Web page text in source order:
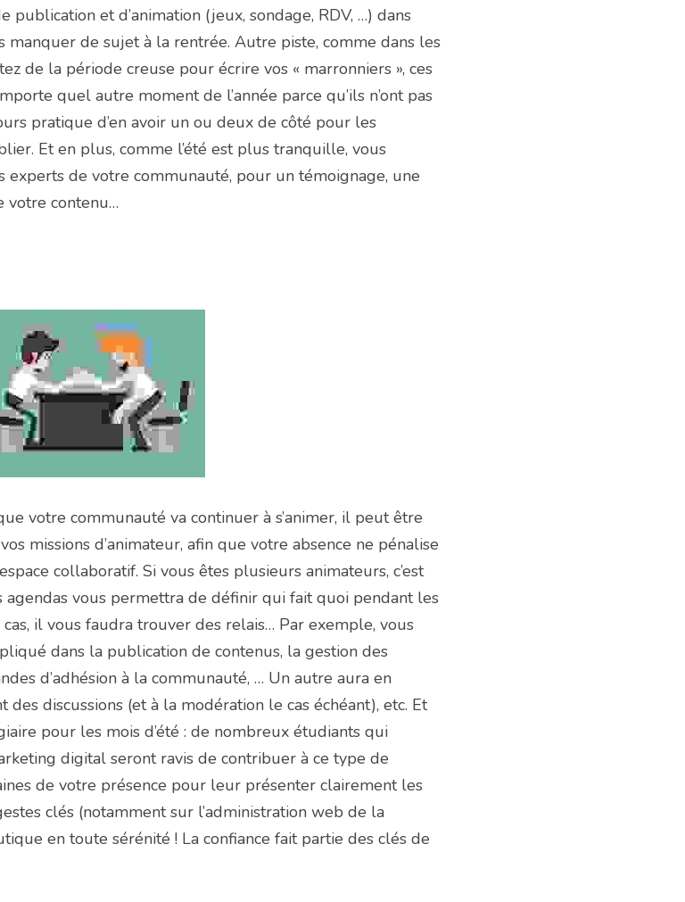
et d’animation (jeux, sondage, RDV, …) dans
de sujet à la rentrée. Autre piste, comme dans les
de la période creuse pour écrire vos « marronniers », ces
quel autre moment de l’année parce qu’ils n’ont pas
pratique d’en avoir un ou deux de côté pour les
Et en plus, comme l’été est plus tranquille, vous
de votre communauté, pour un témoignage, une
votre contenu…
votre communauté va continuer à s’animer, il peut être
missions d’animateur, afin que votre absence ne pénalise
collaboratif. Si vous êtes plusieurs animateurs, c’est
agendas vous permettra de définir qui fait quoi pendant les
cas, il vous faudra trouver des relais… Par exemple, vous
dans la publication de contenus, la gestion des
d’adhésion à la communauté, … Un autre aura en
discussions (et à la modération le cas échéant), etc. Et
pour les mois d’été : de nombreux étudiants qui
digital seront ravis de contribuer à ce type de
de votre présence pour leur présenter clairement les
clés (notamment sur l’administration web de la
en toute sérénité ! La confiance fait partie des clés de